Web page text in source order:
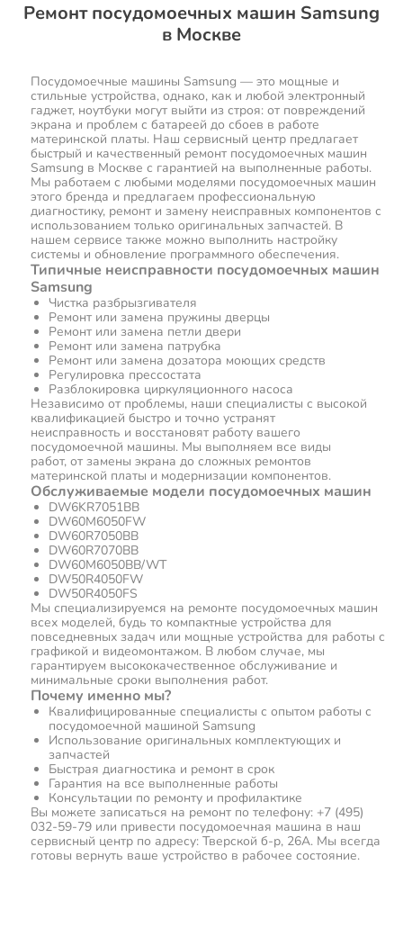
Ремонт посудомоечных машин Samsung
в Москве
Посудомоечные машины Samsung — это мощные и
стильные устройства, однако, как и любой электронный
гаджет, ноутбуки могут выйти из строя: от повреждений
экрана и проблем с батареей до сбоев в работе
материнской платы. Наш сервисный центр предлагает
быстрый и качественный ремонт посудомоечных машин
Samsung в Москве с гарантией на выполненные работы.
Мы работаем с любыми моделями посудомоечных машин
этого бренда и предлагаем профессиональную
диагностику, ремонт и замену неисправных компонентов с
использованием только оригинальных запчастей. В
нашем сервисе также можно выполнить настройку
системы и обновление программного обеспечения.
Типичные неисправности посудомоечных машин
Samsung
Чистка разбрызгивателя
Ремонт или замена пружины дверцы
Ремонт или замена петли двери
Ремонт или замена патрубка
Ремонт или замена дозатора моющих средств
Регулировка прессостата
Разблокировка циркуляционного насоса
Независимо от проблемы, наши специалисты с высокой
квалификацией быстро и точно устранят
неисправность и восстановят работу вашего
посудомоечной машины. Мы выполняем все виды
работ, от замены экрана до сложных ремонтов
материнской платы и модернизации компонентов.
Обслуживаемые модели посудомоечных машин
DW6KR7051BB
DW60M6050FW
DW60R7050BB
DW60R7070BB
DW60M6050BB/WT
DW50R4050FW
DW50R4050FS
Мы специализируемся на ремонте посудомоечных машин
всех моделей, будь то компактные устройства для
повседневных задач или мощные устройства для работы с
графикой и видеомонтажом. В любом случае, мы
гарантируем высококачественное обслуживание и
минимальные сроки выполнения работ.
Почему именно мы?
Квалифицированные специалисты с опытом работы с
посудомоечной машиной Samsung
Использование оригинальных комплектующих и
запчастей
Быстрая диагностика и ремонт в срок
Гарантия на все выполненные работы
Консультации по ремонту и профилактике
Вы можете записаться на ремонт по телефону: +7 (495)
032-59-79 или привести посудомоечная машина в наш
сервисный центр по адресу: Тверской б-р, 26А. Мы всегда
готовы вернуть ваше устройство в рабочее состояние.